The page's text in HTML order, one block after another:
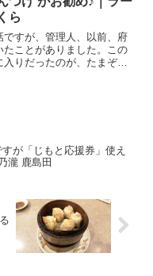
す...
ら
ですが、管理人、以前、府
たことがありました。この
りだったのが、たまぞう
が「じもと応援券」使え
瀧 鹿島田